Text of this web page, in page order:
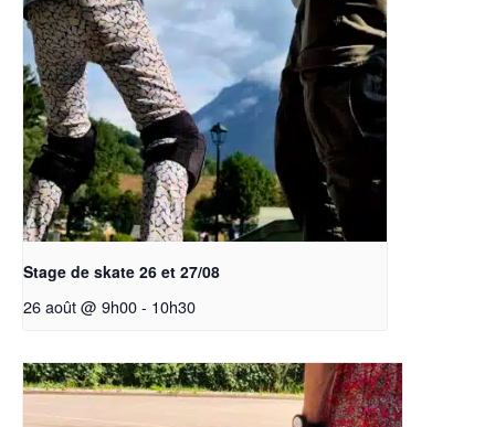
Stage de skate 26 et 27/08
26 août @ 9h00- 10h30